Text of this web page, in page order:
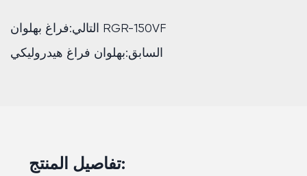
التالي:فراغ بهلوان RGR-150VF
السابق:بهلوان فراغ هيدروليكي
تفاصيل المنتج: